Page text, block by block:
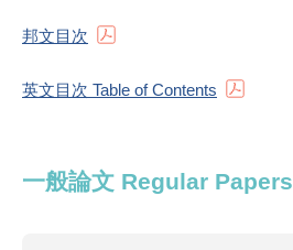
邦文目次
英文目次 Table of Contents
一般論文 Regular Papers